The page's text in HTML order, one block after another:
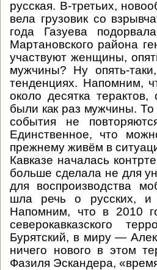
русская. В-третьих,
вела грузовик со
года Газуева
Мартановского района
участвуют женщины,
мужчины? Ну опять-
тенденциях. Напомним,
около десятка
были как раз мужчины. То
события не
Единственное, что
прежнему живём в
Кавказе началась
больше сделала не для
для воспроизводства
шла речь о русских, и
Напомним, что в 2010
северокавказского
Бурятский, в миру —
ничего нового в этом
Фазиля Эскандера,